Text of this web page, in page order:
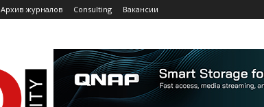
Архив журналов Consulting Вакансии